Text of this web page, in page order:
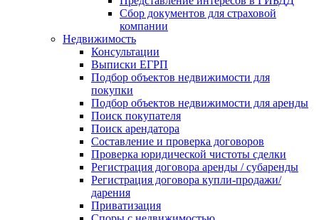
Сбор документов для страховой
компании
Недвижимость
Консультации
Выписки ЕГРП
Подбор объектов недвижимости для
покупки
Подбор объектов недвижимости для аренды
Поиск покупателя
Поиск арендатора
Составление и проверка договоров
Проверка юридической чистоты сделки
Регистрация договора аренды / субаренды
Регистрация договора купли-продажи/
дарения
Приватизация